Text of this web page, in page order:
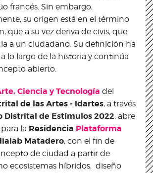
francés. Sin embargo,
su origen está en el término
que a su vez deriva de civis, que
a un ciudadano. Su definición ha
lo largo de la historia y continúa
abierto.
Ciencia y Tecnología del
de las Artes - Idartes, a través
Distrital de Estímulos 2022, abre
la Residencia Plataforma
Matadero, con el fin de
de ciudad a partir de
ecosistemas híbridos, diseño